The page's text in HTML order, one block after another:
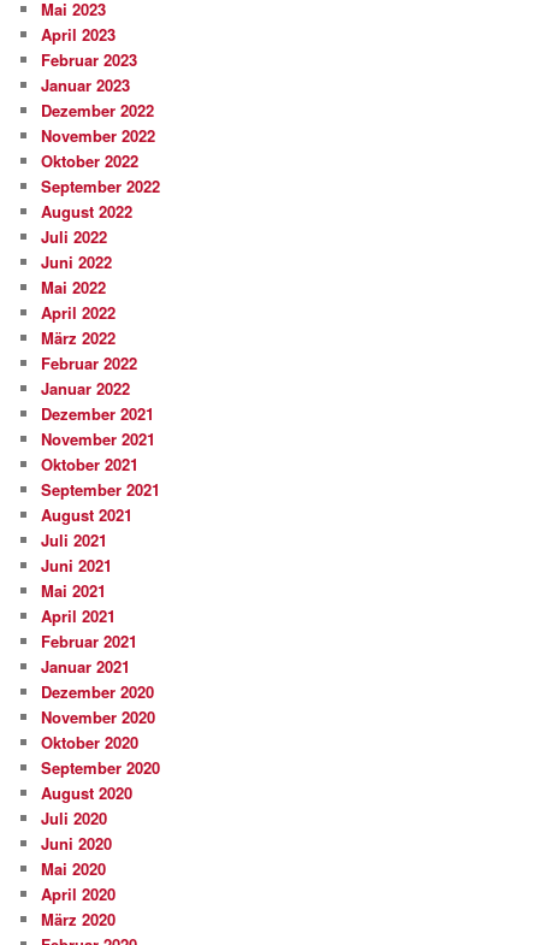
Mai 2023
April 2023
Februar 2023
Januar 2023
Dezember 2022
November 2022
Oktober 2022
September 2022
August 2022
Juli 2022
Juni 2022
Mai 2022
April 2022
März 2022
Februar 2022
Januar 2022
Dezember 2021
November 2021
Oktober 2021
September 2021
August 2021
Juli 2021
Juni 2021
Mai 2021
April 2021
Februar 2021
Januar 2021
Dezember 2020
November 2020
Oktober 2020
September 2020
August 2020
Juli 2020
Juni 2020
Mai 2020
April 2020
März 2020